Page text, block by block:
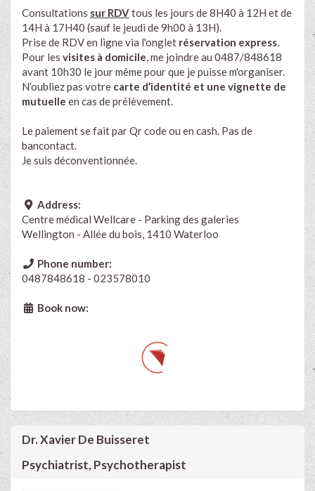
Consultations sur RDVtous les jours de 8H40 à 12H et de
14H à 17H40 (sauf le jeudi de 9h00 à 13H).
Prise de RDV en ligne via l'onglet réservation express
Pour les visites à domicile , me joindre au 0487/848618
avant 10h30 le jour même pour que je puisse m'organiser.
N’oubliez pas votre carte d’identité et une vignette de
mutuelle en cas de prélèvement.
Le paiement se fait par Qr code ou en cash. Pas de
bancontact.
Je suis déconventionnée.
Address:
Centre médical Wellcare - Parking des galeries
Wellington - Allée du bois, 1410 Waterloo
Phone number:
0487848618 - 023578010
Book now:
Dr. Xavier De Buisseret
Psychiatrist, Psychotherapist